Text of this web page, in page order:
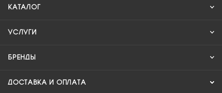
КАТАЛОГ
УСЛУГИ
БРЕНДЫ
ДОСТАВКА И ОПЛАТА